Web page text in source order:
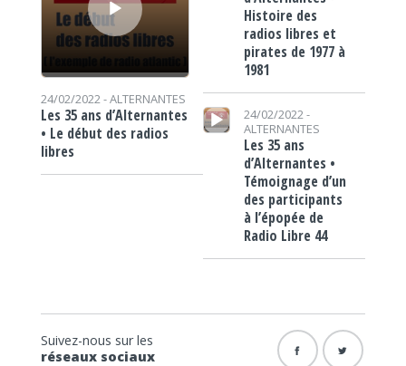
24/02/2022 -ALTERNANTES
Les 35 ans d’Alternantes
• Le début des radios
libres
Histoire des
radios libres et
pirates de 1977 à
1981
Lecteur audio
24/02/2022 -
ALTERNANTES
Les 35 ans
d’Alternantes •
Témoignage d’un
des participants
à l’épopée de
Radio Libre 44
Suivez-nous sur les
réseaux sociaux